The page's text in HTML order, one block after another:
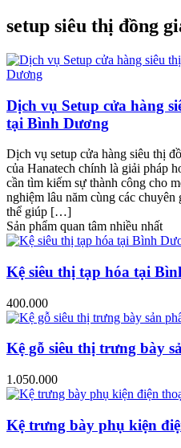
setup siêu thị đồng
Dịch vụ Setup cửa hàng
tại Bình Dương
Dịch vụ setup cửa hàng siêu thị
của Hanatech chính là giải pháp
cần tìm kiếm sự thành công cho
nghiệm lâu năm cùng các
thể giúp […]
Sản phẩm quan tâm nhiều nhất
Kệ siêu thị tạp hóa tại
400.000
Kệ gỗ siêu thị trưng bày
1.050.000
Kệ trưng bày phụ kiện